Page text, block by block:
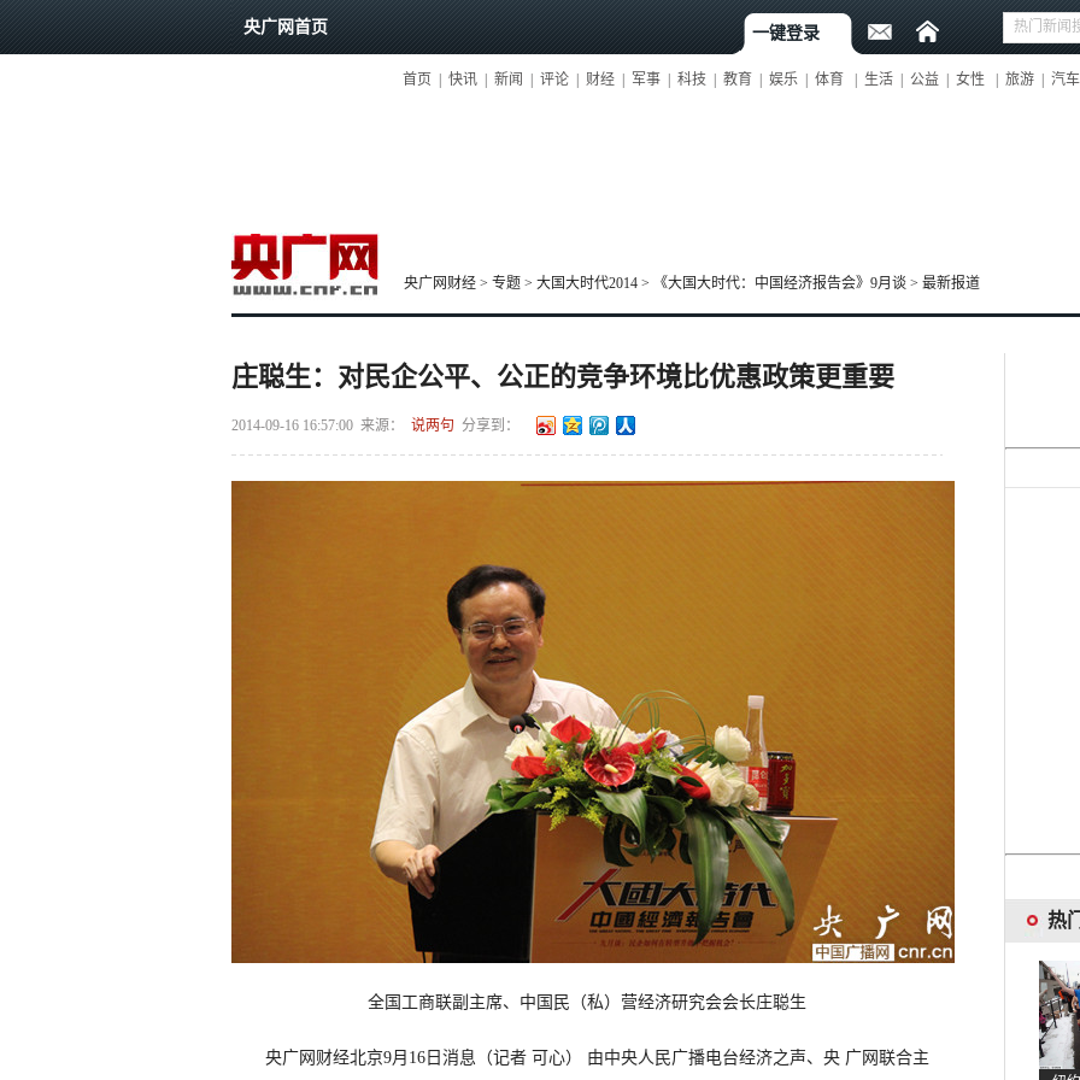
央广网首页 一键登录
首页 快讯 新闻 评论 财经 军事 科技 教育 娱乐 体育 生活 公益 女性 旅游 汽车
央广网财经 > 专题 > 大国大时代2014 > 《大国大时代：中国经济报告会》9月谈 > 最新报道
庄聪生：对民企公平、公正的竞争环境比优惠政策更重要
2014-09-16 16:57:00 来源： 说两句 分享到：
全国工商联副主席、中国民（私）营经济研究会会长庄聪生
央广网财经北京9月16日消息（记者 可心） 由中央人民广播电台经济之声、央 广网联合主
热